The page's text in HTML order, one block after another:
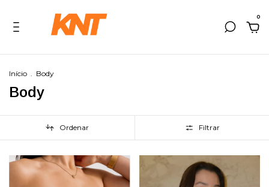
0
Início . Body
Body
Ordenar Filtrar